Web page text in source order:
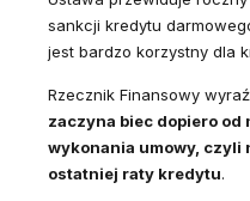
sankcji kredytu
jest bardzo korzystny dla
Rzecznik Finansowy
zaczyna biec dopiero od
wykonania umowy, czyli
ostatniej raty kredytu.